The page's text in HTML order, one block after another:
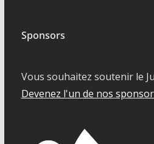
Sponsors
Vous souhaitez soutenir le
Devenez l'un de nos